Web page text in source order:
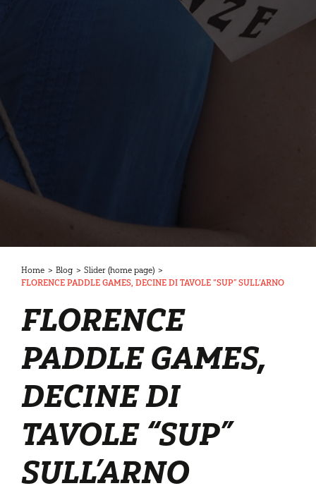
Home > Blog > Slider (home page) >
FLORENCE PADDLE GAMES, DECINE DI TAVOLE “SUP” SULL’ARNO
FLORENCE
PADDLE GAMES,
DECINE DI
TAVOLE “SUP”
SULL’ARNO